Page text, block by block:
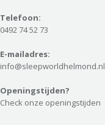
Telefoon:
0492 74 52 73
E-mailadres:
info@sleepworldhelmond.nl
Openingstijden?
Check onze openingstijden